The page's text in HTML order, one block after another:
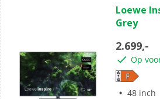
van
de
sterren.
Loewe
Grey
2.699,-
Op
48 inch